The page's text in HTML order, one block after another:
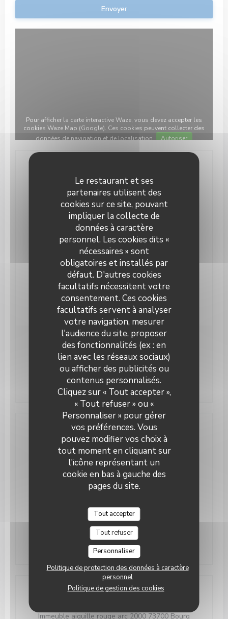
Le restaurant et ses
partenaires utilisent des
cookies sur ce site, pouvant
impliquer la collecte de
données à caractère
personnel. Les cookies dits «
nécessaires » sont
obligatoires et installés par
défaut. D'autres cookies
facultatifs nécessitent votre
consentement. Ces cookies
facultatifs servent à analyser
votre navigation, mesurer
l'audience du site, proposer
des fonctionnalités (ex : en
lien avec les réseaux sociaux)
ou afficher des publicités ou
contenus personnalisés.
Cliquez sur « Tout accepter »,
« Tout refuser » ou «
Personnaliser » pour gérer
vos préférences. Vous
pouvez modifier vos choix à
tout moment en cliquant sur
l'icône représentant un
cookie en bas à gauche des
pages du site.
Tout accepter
Tout refuser
Personnaliser
Politique de protection des données à caractère
personnel
Politique de gestion des cookies
Pour afficher la carte interactive Waze, vous devez accepter les
cookies Waze Map (Google). Ces cookies peuvent collecter des
données de navigation et de localisation.
Autoriser
Cuisine
Produits régionaux, Française Traditionnelle,
Produits frais, Savoyarde
Type de restaurant
Restaurant
Services
Privatisation, Accès Wifi, Terrasse
Moyens de paiement
Carte Bleue, Chèques, Espèces
Horaires
Dim 12h00 - 14h30 • 18h30 - 22h00
Accès
navette gratuite interstations
Immeuble aiguille rouge arc 2000 73700 Bourg